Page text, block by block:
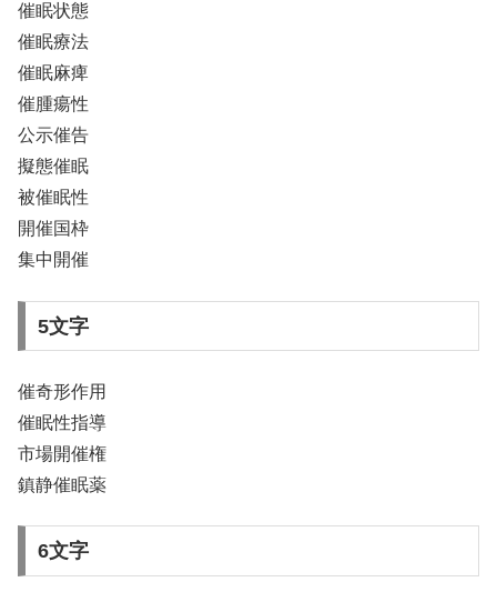
催眠状態
催眠療法
催眠麻痺
催腫瘍性
公示催告
擬態催眠
被催眠性
開催国枠
集中開催
5文字
催奇形作用
催眠性指導
市場開催権
鎮静催眠薬
6文字